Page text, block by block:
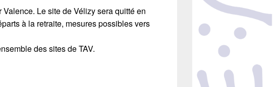
Le site de Vélizy sera quitté en
à la retraite, mesures possibles vers
des sites de TAV.